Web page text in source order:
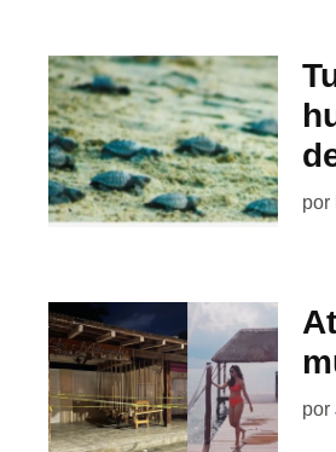
por
por